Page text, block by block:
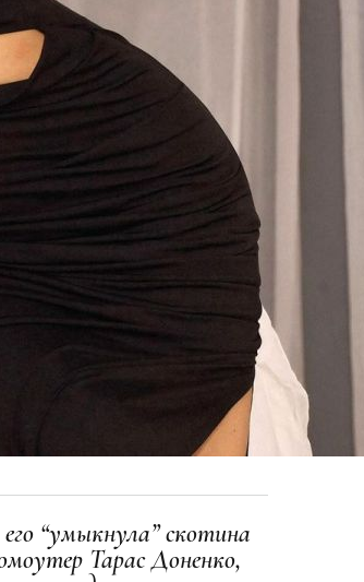
“умыкнула” скотина
Тарас Доненко,